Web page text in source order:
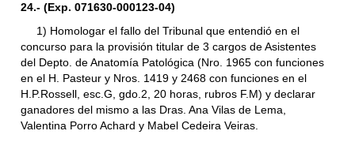
24.- (Exp. 071630-000123-04)
1) Homologar el fallo del Tribunal que entendió en el
concurso para la provisión titular de 3 cargos de Asistentes
del Depto. de Anatomía Patológica (Nro. 1965 con funciones
en el H. Pasteur y Nros. 1419 y 2468 con funciones en el
H.P.Rossell, esc.G, gdo.2, 20 horas, rubros F.M) y declarar
ganadores del mismo a las Dras. Ana Vilas de Lema,
Valentina Porro Achard y Mabel Cedeira Veiras.